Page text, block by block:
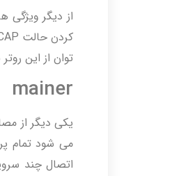
از دیگر ویژگی
توان از این
mainer
یکی دیگر از
اتصال چند